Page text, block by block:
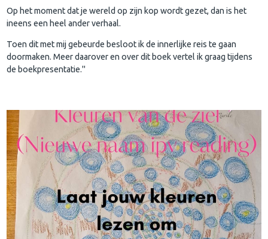
Op het moment dat je wereld op zijn kop wordt gezet, dan is het
ineens een heel ander verhaal.
Toen dit met mij gebeurde besloot ik de innerlijke reis te gaan
doormaken. Meer daarover en over dit boek vertel ik graag tijdens
de boekpresentatie."